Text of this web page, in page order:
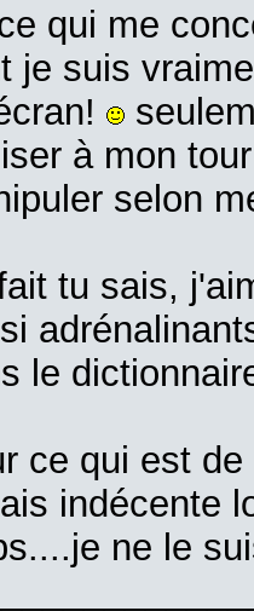
qui me
je suis
à mon
selon
tu sais,
le
ce qui est
indécente
ne le